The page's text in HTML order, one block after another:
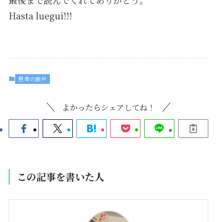
Hasta luegui!!!
思考の断片
よかったらシェアしてね！
この記事を書いた人